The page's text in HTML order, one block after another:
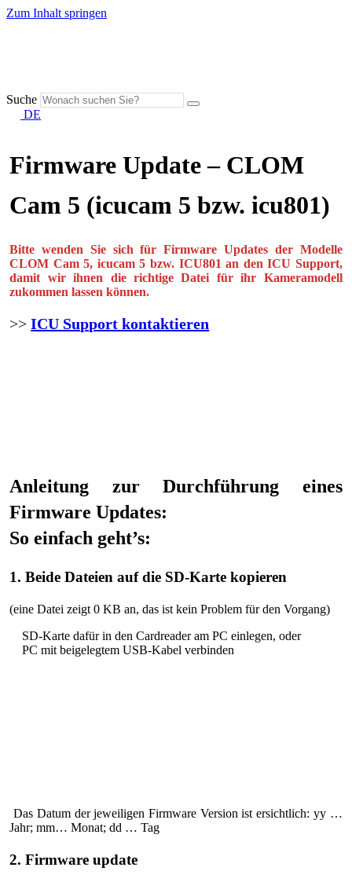
Zum Inhalt springen
Suche
DE
Firmware Update – CLOM
Cam 5 (icucam 5 bzw. icu801)
Bitte wenden Sie sich für Firmware Updates der Modelle
CLOM Cam 5, icucam 5 bzw. ICU801 an den ICU Support,
damit wir ihnen die richtige Datei für ihr Kameramodell
zukommen lassen können.
>>ICU Support kontaktieren
Anleitung zur Durchführung eines
Firmware Updates:
So einfach geht’s:
1. Beide Dateien auf die SD-Karte kopieren
(eine Datei zeigt 0 KB an, das ist kein Problem für den Vorgang)
SD-Karte dafür in den Cardreader am PC einlegen, oder
PC mit beigelegtem USB-Kabel verbinden
Das Datum der jeweiligen Firmware Version ist ersichtlich: yy …
Jahr; mm… Monat; dd … Tag
2. Firmware update